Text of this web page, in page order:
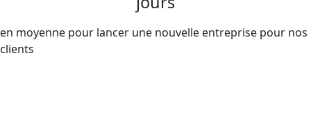
en moyenne pour lancer une nouvelle entreprise pour nos
clients